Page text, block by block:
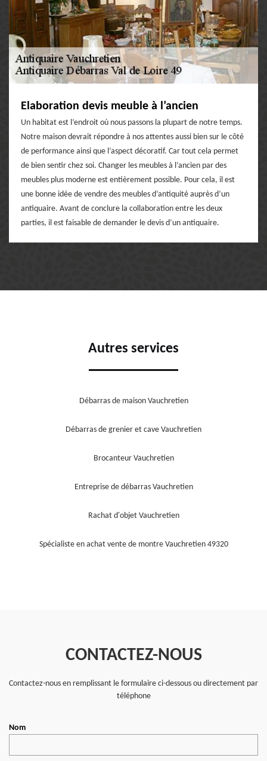
Elaboration devis meuble à l’ancien
Un habitat est l’endroit où nous passons la plupart de notre temps.
Notre maison devrait répondre à nos attentes aussi bien sur le côté
de performance ainsi que l’aspect décoratif. Car tout cela permet
de bien sentir chez soi. Changer les meubles à l’ancien par des
meubles plus moderne est entièrement possible. Pour cela, il est
une bonne idée de vendre des meubles d’antiquité auprès d’un
antiquaire. Avant de conclure la collaboration entre les deux
parties, il est faisable de demander le devis d’un antiquaire.
Autres services
Débarras de maison Vauchretien
Débarras de grenier et cave Vauchretien
Brocanteur Vauchretien
Entreprise de débarras Vauchretien
Rachat d'objet Vauchretien
Spécialiste en achat vente de montre Vauchretien 49320
CONTACTEZ-NOUS
Contactez-nous en remplissant le formulaire ci-dessous ou directement par
téléphone
Nom